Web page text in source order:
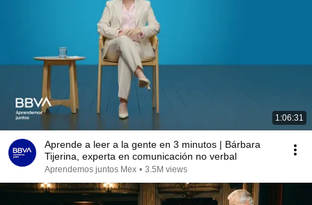
1:06:31
Aprende a leer a la gente en 3 minutos | Bárbara
Tijerina, experta en comunicación no verbal
Aprendemos juntos Mex • 3.5M views